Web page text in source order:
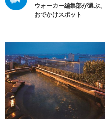
ウォーカー編集部が選ぶ
おでかけスポット